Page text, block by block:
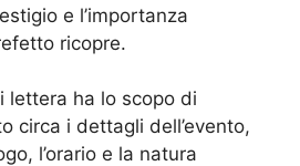
e l’importanza
ricopre.
lettera ha lo scopo di
circa i dettagli dell’evento,
l’orario e la natura